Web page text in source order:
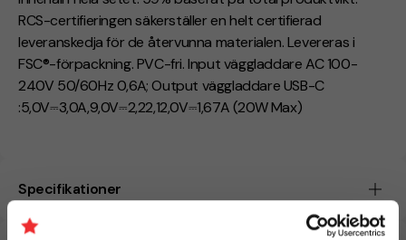
RCS-certifieringen säkerställer en helt certifierad
leveranskedja för de återvunna materialen. Levereras i
FSC®-förpackning. PVC-fri. Input väggladdare AC 100-
240V 50/60Hz 0,6A; Output väggladdare USB-C
:5,0V⎓3,0A,9,0V⎓2,22,12,0V⎓1,67A (20W Max)
Specifikationer